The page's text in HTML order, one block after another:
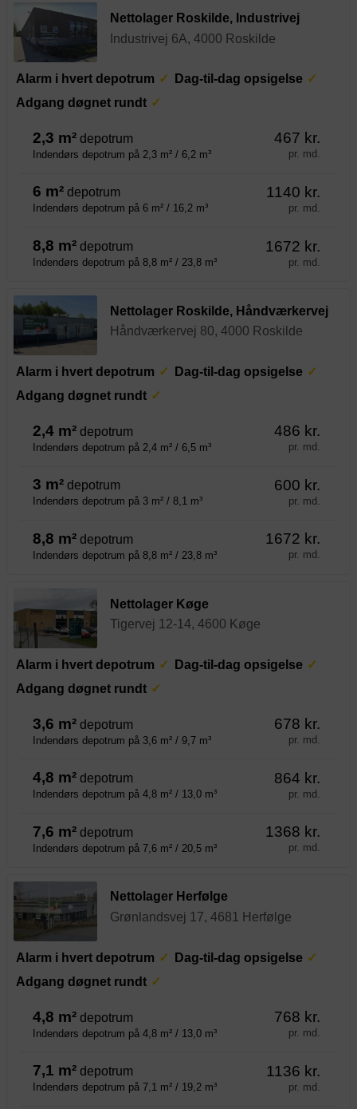
Nettolager Roskilde, Industrivej
Industrivej 6A, 4000 Roskilde
Alarm i hvert depotrum
Dag-til-dag opsigelse
Adgang døgnet rundt
2,3 m² depotrum
Indendørs depotrum på 2,3 m² / 6,2 m³
467 kr.
pr. md.
6 m² depotrum
Indendørs depotrum på 6 m² / 16,2 m³
1140 kr.
pr. md.
8,8 m² depotrum
Indendørs depotrum på 8,8 m² / 23,8 m³
1672 kr.
pr. md.
Nettolager Roskilde, Håndværkervej
Håndværkervej 80, 4000 Roskilde
Alarm i hvert depotrum
Dag-til-dag opsigelse
Adgang døgnet rundt
2,4 m² depotrum
Indendørs depotrum på 2,4 m² / 6,5 m³
486 kr.
pr. md.
3 m² depotrum
Indendørs depotrum på 3 m² / 8,1 m³
600 kr.
pr. md.
8,8 m² depotrum
Indendørs depotrum på 8,8 m² / 23,8 m³
1672 kr.
pr. md.
Nettolager Køge
Tigervej 12-14, 4600 Køge
Alarm i hvert depotrum
Dag-til-dag opsigelse
Adgang døgnet rundt
3,6 m² depotrum
Indendørs depotrum på 3,6 m² / 9,7 m³
678 kr.
pr. md.
4,8 m² depotrum
Indendørs depotrum på 4,8 m² / 13,0 m³
864 kr.
pr. md.
7,6 m² depotrum
Indendørs depotrum på 7,6 m² / 20,5 m³
1368 kr.
pr. md.
Nettolager Herfølge
Grønlandsvej 17, 4681 Herfølge
Alarm i hvert depotrum
Dag-til-dag opsigelse
Adgang døgnet rundt
4,8 m² depotrum
Indendørs depotrum på 4,8 m² / 13,0 m³
768 kr.
pr. md.
7,1 m² depotrum
Indendørs depotrum på 7,1 m² / 19,2 m³
1136 kr.
pr. md.